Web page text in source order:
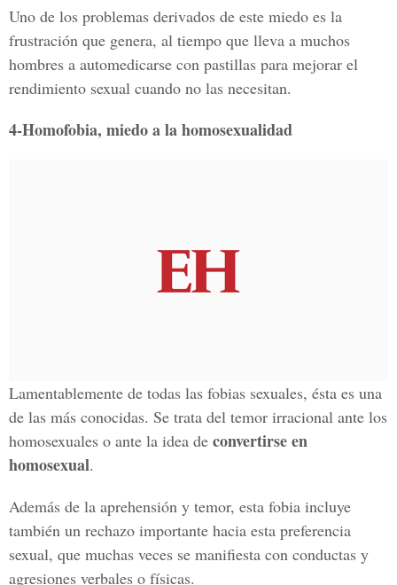
Uno de los problemas derivados de este miedo es la
frustración que genera, al tiempo que lleva a muchos
hombres a automedicarse con pastillas para mejorar el
rendimiento sexual cuando no las necesitan.
4-Homofobia, miedo a la homosexualidad
Lamentablemente de todas las fobias sexuales, ésta es una
de las más conocidas. Se trata del temor irracional ante los
homosexuales o ante la idea de convertirse en
homosexual.
Además de la aprehensión y temor, esta fobia incluye
también un rechazo importante hacia esta preferencia
sexual, que muchas veces se manifiesta con conductas y
agresiones verbales o físicas.